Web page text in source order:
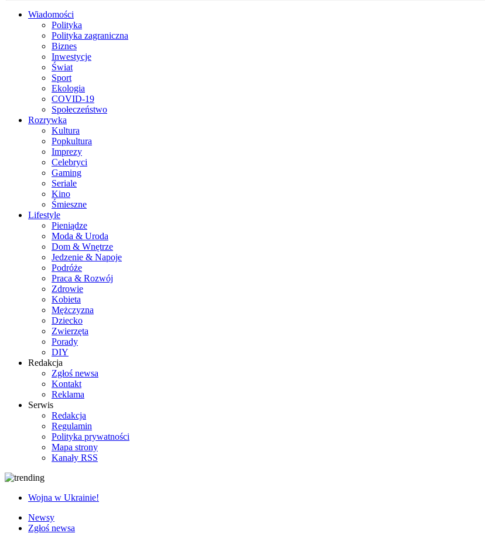
Wiadomości
Polityka
Polityka zagraniczna
Biznes
Inwestycje
Świat
Sport
Ekologia
COVID-19
Społeczeństwo
Rozrywka
Kultura
Popkultura
Imprezy
Celebryci
Gaming
Seriale
Kino
Śmieszne
Lifestyle
Pieniądze
Moda & Uroda
Dom & Wnętrze
Jedzenie & Napoje
Podróże
Praca & Rozwój
Zdrowie
Kobieta
Mężczyzna
Dziecko
Zwierzęta
Porady
DIY
Redakcja
Zgłoś newsa
Kontakt
Reklama
Serwis
Redakcja
Regulamin
Polityka prywatności
Mapa strony
Kanały RSS
Wojna w Ukrainie!
Newsy
Zgłoś newsa